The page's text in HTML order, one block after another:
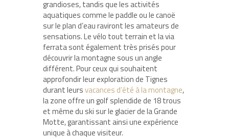
grandioses, tandis que les activités
aquatiques comme le paddle ou le canoë
sur le plan d’eau raviront les amateurs de
sensations. Le vélo tout terrain et la via
ferrata sont également très prisés pour
découvrir la montagne sous un angle
différent. Pour ceux qui souhaitent
approfondir leur exploration de Tignes
durant leursvacances d’été à la montagne,
la zone offre un golf splendide de 18 trous
et même du ski sur le glacier de la Grande
Motte, garantissant ainsi une expérience
unique à chaque visiteur.